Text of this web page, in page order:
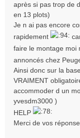
après si pas trop de
en 13 plots)
Je n ai pas encore
rapidement
faire le montage moi
annoncés chez
Ainsi donc sur la
VRAIMENT
accommoder d un
yvesdm3000 )
HELP
Merci de vos